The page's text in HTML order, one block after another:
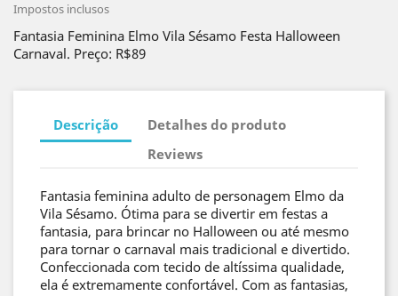
Impostos inclusos
Fantasia Feminina Elmo Vila Sésamo Festa Halloween
Carnaval. Preço: R$89
Descrição
Detalhes do produto
Reviews
Fantasia feminina adulto de personagem Elmo da
Vila Sésamo. Ótima para se divertir em festas a
fantasia, para brincar no Halloween ou até mesmo
para tornar o carnaval mais tradicional e divertido.
Confeccionada com tecido de altíssima qualidade,
ela é extremamente confortável. Com as fantasias,